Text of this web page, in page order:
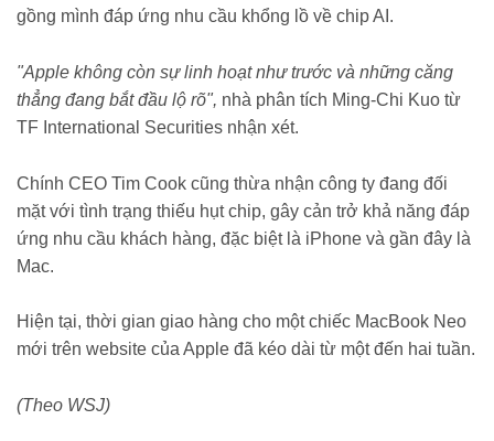
gồng mình đáp ứng nhu cầu khổng lồ về chip AI.
"Apple không còn sự linh hoạt như trước và những căng
thẳng đang bắt đầu lộ rõ", nhà phân tích Ming-Chi Kuo từ
TF International Securities nhận xét.
Chính CEO Tim Cook cũng thừa nhận công ty đang đối
mặt với tình trạng thiếu hụt chip, gây cản trở khả năng đáp
ứng nhu cầu khách hàng, đặc biệt là iPhone và gần đây là
Mac.
Hiện tại, thời gian giao hàng cho một chiếc MacBook Neo
mới trên website của Apple đã kéo dài từ một đến hai tuần.
(Theo WSJ)